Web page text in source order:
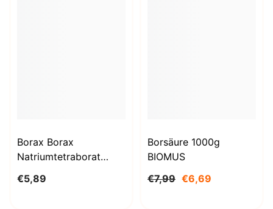
Borax Borax
Natriumtetraborat
STANLAB
€5,89
Borsäure 1000g
BIOMUS
€7,99 €6,69